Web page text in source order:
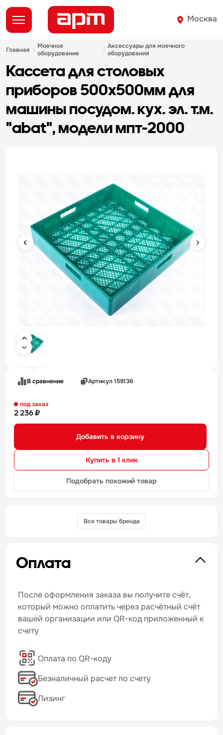
Москва
главная
моечное
оборудование
аксессуары для моечного
оборудования
кассета для столовых
приборов 500х500мм для
машины посудом. кух. эл. т.м.
"abat", модели мпт-2000
В сравнение Артикул 159136
под заказ
2 236 ₽
Добавить в корзину
Купить в 1 клик
Подобрать похожий товар
Все товары бренда
Оплата
После оформления заказа вы получите счёт,
который можно оплатить через расчётный счёт
вашей организации или QR-код приложенный к
счету
Оплата по QR-коду
Безналичный расчет по счету
Лизинг